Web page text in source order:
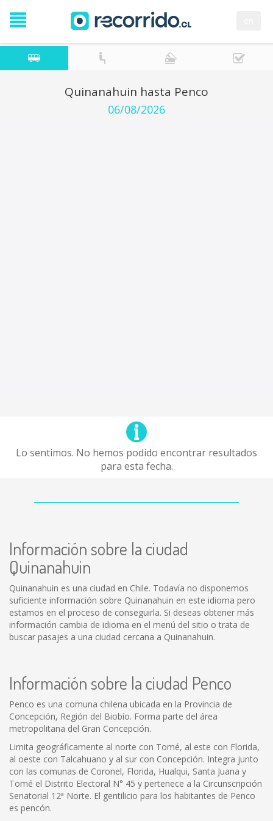
Quinanahuin hasta Penco
06/08/2026
Lo sentimos. No hemos podido encontrar resultados
para esta fecha.
Información sobre la ciudad
Quinanahuin
Quinanahuin es una ciudad en Chile. Todavía no disponemos
suficiente información sobre Quinanahuin en este idioma pero
estamos en el proceso de conseguirla. Si deseas obtener más
información cambia de idioma en el menú del sitio o trata de
buscar pasajes a una ciudad cercana a Quinanahuin.
Información sobre la ciudad Penco
Penco es una comuna chilena ubicada en la Provincia de
Concepción, Región del Biobío. Forma parte del área
metropolitana del Gran Concepción.
Limita geográficamente al norte con Tomé, al este con Florida,
al oeste con Talcahuano y al sur con Concepción. Integra junto
con las comunas de Coronel, Florida, Hualqui, Santa Juana y
Tomé el Distrito Electoral N° 45 y pertenece a la Circunscripción
Senatorial 12ª Norte. El gentilicio para los habitantes de Penco
es pencón.